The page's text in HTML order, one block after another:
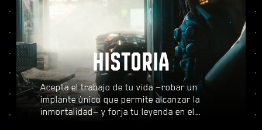
HISTORIA
Acepta el trabajo de tu vida —robar un
implante único que permite alcanzar la
inmortalidad— y forja tu leyenda en el